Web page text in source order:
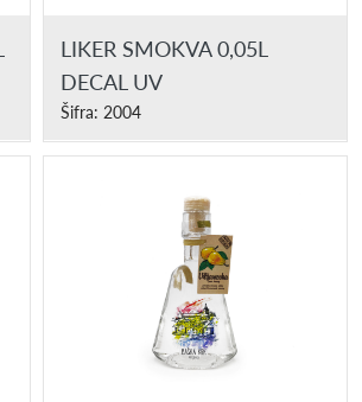
LIKER SMOKVA 0,05L
DECAL UV
Šifra: 2004